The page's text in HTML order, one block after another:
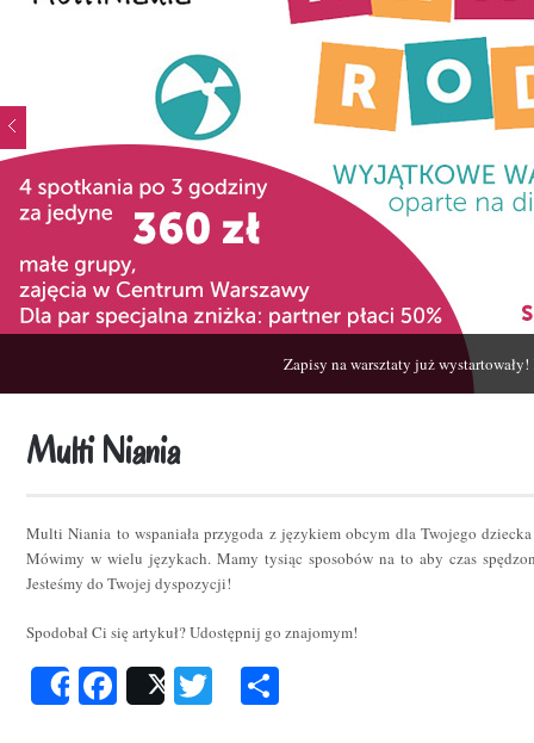
Zapisy na warsztaty już wystartowały!
Multi Niania
Multi Niania to wspaniała przygoda z językiem obcym dla Twojego
Mówimy w wielu językach. Mamy tysiąc sposobów na to aby czas
Jesteśmy do Twojej dyspozycji!
Spodobał Ci się artykuł? Udostępnij go znajomym!
ShareFacebook
Post Twitter